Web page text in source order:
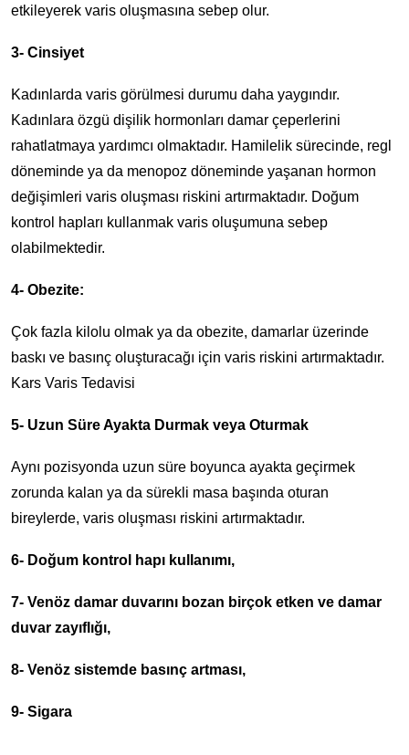
etkileyerek varis oluşmasına sebep olur.
3- Cinsiyet
Kadınlarda varis görülmesi durumu daha yaygındır.
Kadınlara özgü dişilik hormonları damar çeperlerini
rahatlatmaya yardımcı olmaktadır. Hamilelik sürecinde, regl
döneminde ya da menopoz döneminde yaşanan hormon
değişimleri varis oluşması riskini artırmaktadır. Doğum
kontrol hapları kullanmak varis oluşumuna sebep
olabilmektedir.
4- Obezite:
Çok fazla kilolu olmak ya da obezite, damarlar üzerinde
baskı ve basınç oluşturacağı için varis riskini artırmaktadır.
Kars Varis Tedavisi
5- Uzun Süre Ayakta Durmak veya Oturmak
Aynı pozisyonda uzun süre boyunca ayakta geçirmek
zorunda kalan ya da sürekli masa başında oturan
bireylerde, varis oluşması riskini artırmaktadır.
6- Doğum kontrol hapı kullanımı,
7- Venöz damar duvarını bozan birçok etken ve damar
duvar zayıflığı,
8- Venöz sistemde basınç artması,
9- Sigara